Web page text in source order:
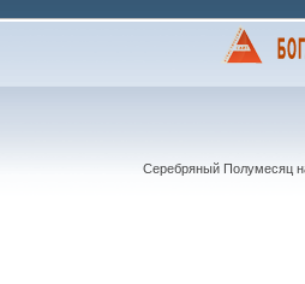
Серебряный Полумесяц